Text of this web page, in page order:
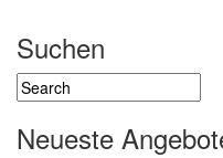
Suchen
Neueste